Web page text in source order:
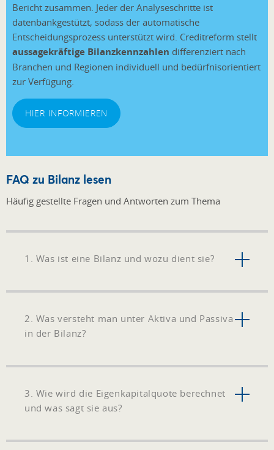
Bericht zusammen. Jeder der Analyseschritte ist
datenbankgestützt, sodass der automatische
Entscheidungsprozess unterstützt wird. Creditreform stellt
aussagekräftige Bilanzkennzahlen differenziert nach
Branchen und Regionen individuell und bedürfnisorientiert
zur Verfügung.
HIER INFORMIEREN
FAQ zu Bilanz lesen
Häufig gestellte Fragen und Antworten zum Thema
1. Was ist eine Bilanz und wozu dient sie?
2. Was versteht man unter Aktiva und Passiva
in der Bilanz?
3. Wie wird die Eigenkapitalquote berechnet
und was sagt sie aus?